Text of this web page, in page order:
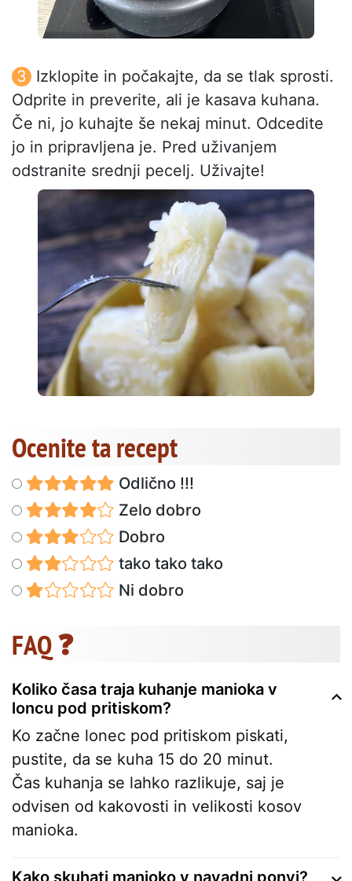
Izklopite in počakajte, da se tlak sprosti.
Odprite in preverite, ali je kasava kuhana.
Če ni, jo kuhajte še nekaj minut. Odcedite
jo in pripravljena je. Pred uživanjem
odstranite srednji pecelj. Uživajte!
Ocenite ta recept
Odlično !!!
Zelo dobro
Dobro
tako tako tako
Ni dobro
FAQ ❓
Koliko časa traja kuhanje manioka v
loncu pod pritiskom?
Ko začne lonec pod pritiskom piskati,
pustite, da se kuha 15 do 20 minut.
Čas kuhanja se lahko razlikuje, saj je
odvisen od kakovosti in velikosti kosov
manioka.
Kako skuhati manioko v navadni ponvi?